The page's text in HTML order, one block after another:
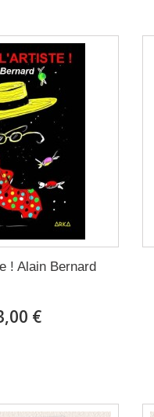
! Alain Bernard
€